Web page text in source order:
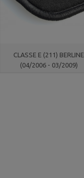
CLASSE E (211) BERLINE
(04/2006 - 03/2009)